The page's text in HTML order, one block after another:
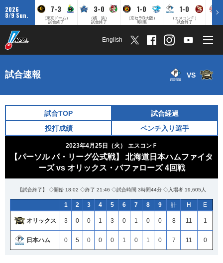
2026
8/9 Sun.
7-3
（東京ドーム）
試合終了
3-0
（横 浜）
試合終了
1-0
（京セラD大阪）
8回裏
1-0
（エスコンＦ）
試合終了
English
試合速報 VS
試合TOP
試合経過
投打成績
ベンチ入り選手
2023年4月25日（火） エスコンＦ
【パーソル パ・リーグ公式戦】 北海道日本ハムファイタ
ーズ vs オリックス・バファローズ 4回戦
【試合終了】 ◇開始 18:02 ◇終了 21:46 ◇試合時間 3時間44分 ◇入場者 19,605人
1 2 3 4 5 6 7 8 9 計 H E
オリックス 3 0 0 1 3 0 1 0 0 8 11 1
日本ハム 0 5 0 0 0 1 0 1 0 7 11 0